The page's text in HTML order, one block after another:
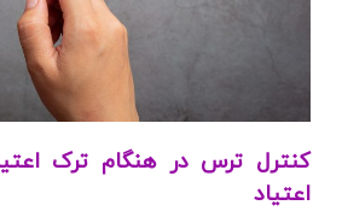
کنترل ترس در هنگام ترک
اعتیاد